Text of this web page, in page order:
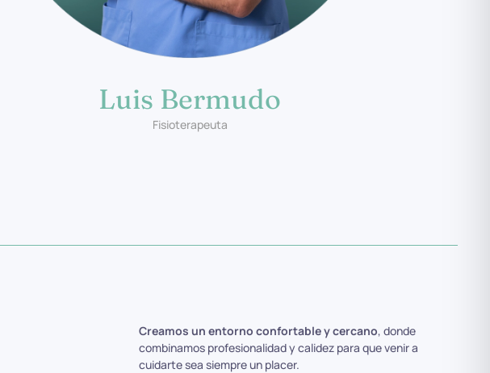
Luis Bermudo
Fisioterapeuta
Creamos un entorno confortable y cercano, donde
combinamos profesionalidad y calidez para que venir a
cuidarte sea siempre un placer.